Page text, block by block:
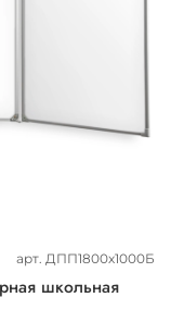
арт. ДПП1800х1000Б
школьная